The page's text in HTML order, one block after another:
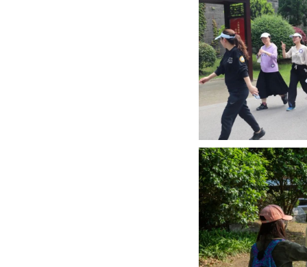
活动现场气氛热烈，
进、积极向上的精神面
在亲近自然欣赏美景的